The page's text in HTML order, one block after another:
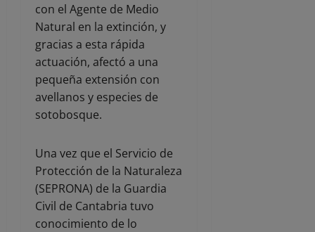
con el Agente de Medio
Natural en la extinción, y
gracias a esta rápida
actuación, afectó a una
pequeña extensión con
avellanos y especies de
sotobosque.
Una vez que el Servicio de
Protección de la Naturaleza
(SEPRONA) de la Guardia
Civil de Cantabria tuvo
conocimiento de lo